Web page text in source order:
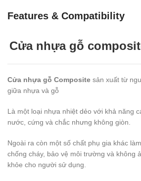
Features & Compatibility
Cửa nhựa gỗ
Cửa nhựa gỗ Composite sản xuất từ
giữa nhựa và gỗ
Là một loại nhựa nhiệt dẻo với khả năng
nước, cứng và chắc nhưng không giòn.
Ngoài ra còn một số chất phụ gia khác
chống cháy, bảo vệ môi trường và không
khỏe cho người sử dụng.